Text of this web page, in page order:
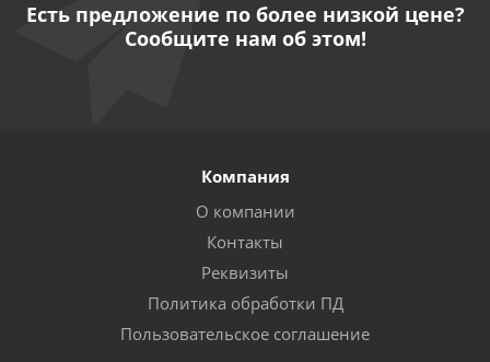
Есть предложение по более низкой цене?
Сообщите нам об этом!
Компания
О компании
Контакты
Реквизиты
Политика обработки ПД
Пользовательское соглашение